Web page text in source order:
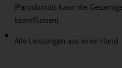
(Parodontitis kann die
beeinflussen)
Alle Leistungen aus einer Hand